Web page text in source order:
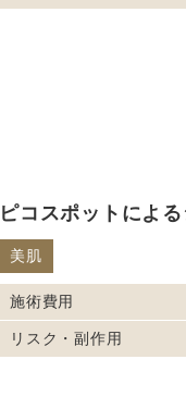
ピコスポットによ
美肌
施術費用
リスク・副作用